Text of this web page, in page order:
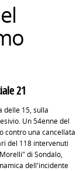
21
delle 15, sulla
Un 54enne del
contro una cancellata
del 118 intervenuti
di Sondalo,
dell'incidente